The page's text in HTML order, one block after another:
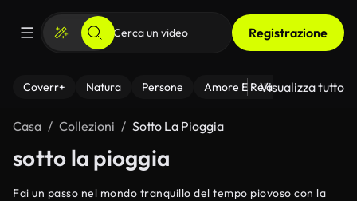
Registrazione
Coverr+ Natura Persone Amore E Relazioni Il
Visualizza tutto
Casa Collezioni Sotto La Pioggia
sotto la pioggia
Fai un passo nel mondo tranquillo del tempo piovoso con la